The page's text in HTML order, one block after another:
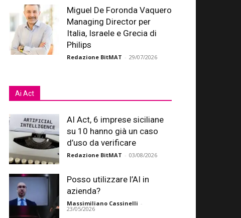
Miguel De Foronda Vaquero
Managing Director per
Italia, Israele e Grecia di
Philips
Redazione BitMAT - 29/07/2026
Ai Act
AI Act, 6 imprese siciliane
su 10 hanno già un caso
d’uso da verificare
Redazione BitMAT - 03/08/2026
Posso utilizzare l’AI in
azienda?
Massimiliano Cassinelli -
23/05/2026